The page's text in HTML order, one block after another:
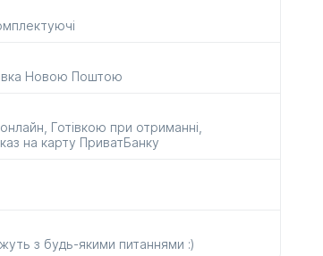
Новою Поштою
Готівкою при отриманні,
на карту ПриватБанку
з будь-якими питаннями :)